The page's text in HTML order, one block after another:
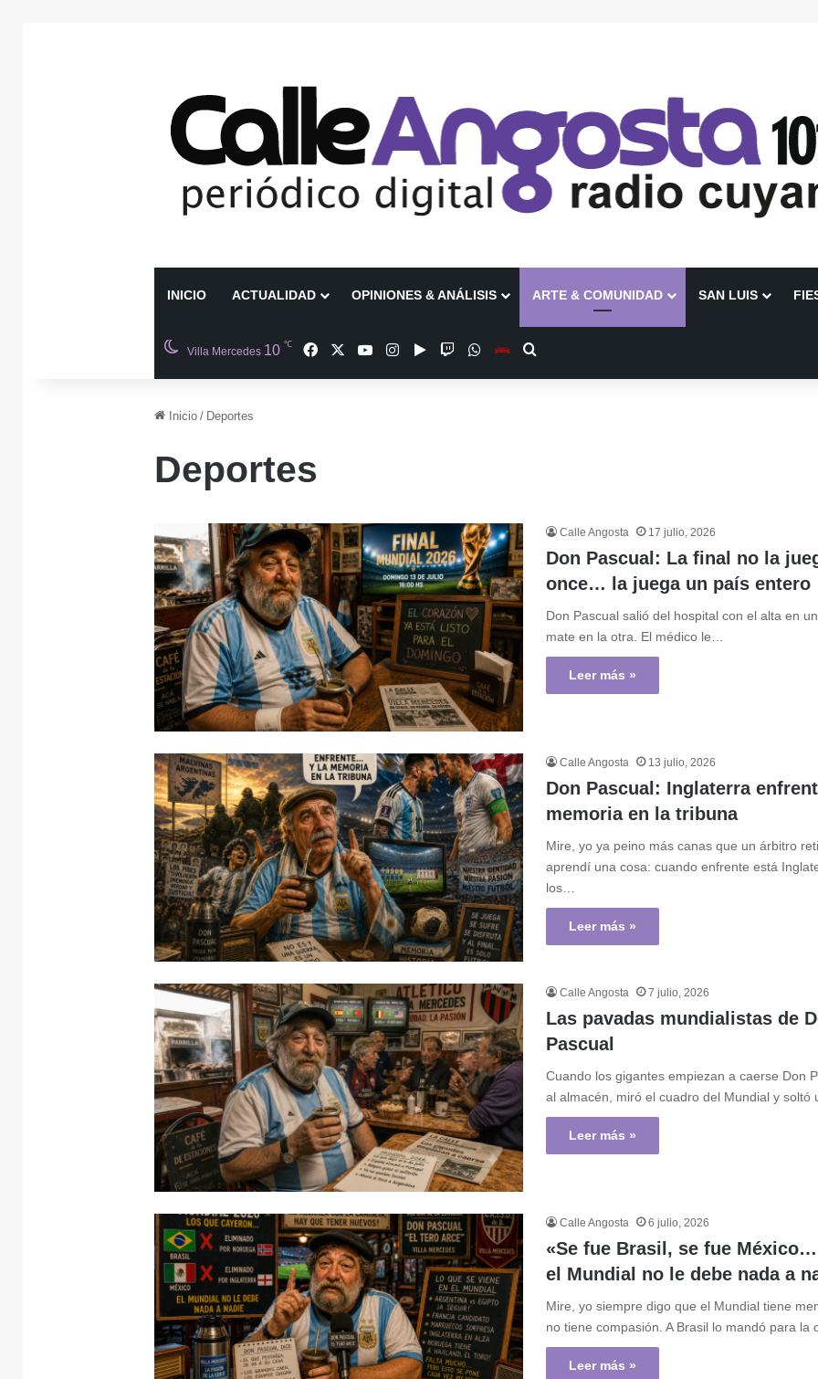
INICIO ACTUALIDAD OPINIONES & ANÁLISIS ARTE & COMUNIDAD SAN LUIS
Villa Mercedes 10 ℃ FacebookYouTubeInstagramGoogle Play
TwitchWhatsAppEscuchanos en Vivo
Inicio / Deportes
Deportes
Calle Angosta 17 julio, 2026
Don Pascual: La final no la
once… la juega un país entero
Don Pascual salió del hospital con el alta en
mate en la otra. El médico le…
Leer más »
Calle Angosta 13 julio, 2026
Don Pascual: Inglaterra
memoria en la tribuna
Mire, yo ya peino más canas que un árbitro
aprendí una cosa: cuando enfrente está
los…
Leer más »
Calle Angosta 7 julio, 2026
Las pavadas mundialistas de
Pascual
Cuando los gigantes empiezan a caerse Don
al almacén, miró el cuadro del Mundial y soltó
Leer más »
Calle Angosta 6 julio, 2026
«Se fue Brasil, se fue
el Mundial no le debe nada a
Mire, yo siempre digo que el Mundial tiene
no tiene compasión. A Brasil lo mandó para la
Leer más »